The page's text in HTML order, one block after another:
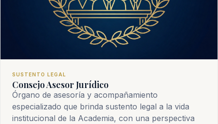
SUSTENTO LEGAL
Consejo Asesor Jurídico
Órgano de asesoría y acompañamiento
especializado que brinda sustento legal a la vida
institucional de la Academia, con una perspectiva